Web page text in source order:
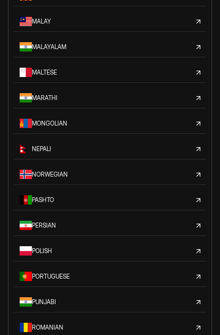
MALAY
MALAYALAM
MALTESE
MARATHI
MONGOLIAN
NEPALI
NORWEGIAN
PASHTO
PERSIAN
POLISH
PORTUGUESE
PUNJABI
ROMANIAN